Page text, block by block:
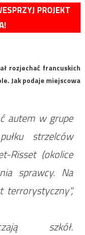
PROJEKT
rozjechać francuskich
Jak podaje miejscowa
autem w grupe
strzelców
Risset (okolice
sprawcy. Na
terrorystyczny",
szkół.